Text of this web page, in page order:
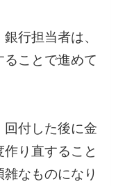
行担当者は、
ことで進めて
回付した後に金
り直すること
なものになり